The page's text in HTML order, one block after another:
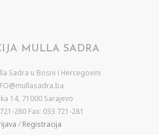
MULLA SADRA
Sadra u Bosni i Hercegovini
14, 71000 Sarajevo
280 Fax: 033 721-281
/ Registracija